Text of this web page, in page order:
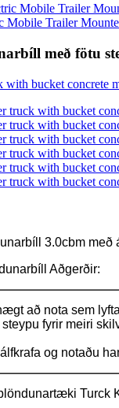
Mobile Trailer
með fötu
3.0cbm með
Aðgerðir:
að nota sem
fyrir meiri
og notaðu
Turck